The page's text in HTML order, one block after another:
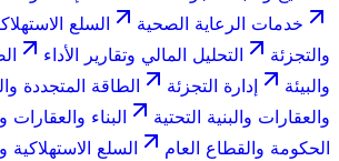
خدمات الرعاية الصحية
السلع
والتجزئة
التحليل المالي وتقارير الأداء
والبيئة
إدارة التجزئة الطاقة المتجددة
والعقارات والبنية التحتية
البناء والعقارات
الحكومة والقطاع العام
السلع الاستهلاكية